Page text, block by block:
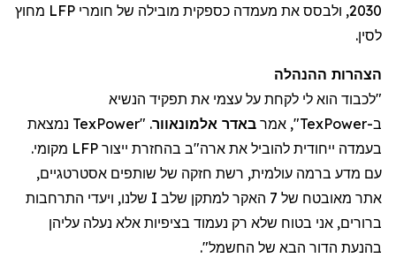
2030, ולבסס את מעמדה כספקית מובילה של חומרי LFP מחוץ
לסין.
הצהרות ההנהלה
"לכבוד הוא לי לקחת על עצמי את תפקיד הנשיא
ב-TexPower", אמר באדר אלמונאוור. "
TexPower נמצאת
בעמדה ייחודית להוביל את ארה"ב בהחזרת ייצור LFP מקומי.
עם מדע ברמה עולמית, רשת חזקה של שותפים אסטרטגיים,
אתר מאובטח של 7
האקר
למתקן שלב I שלנו, ויעדי התרחבות
ברורים, אני בטוח שלא רק נעמוד בציפיות אלא נעלה עליהן
בהנעת הדור הבא של החשמל".